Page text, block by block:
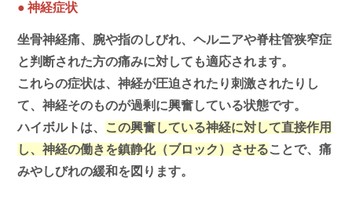
● 神経症状
坐骨神経痛、腕や指のしびれ、ヘルニアや脊柱管狭窄症
と判断された方の痛みに対しても適応されます。
これらの症状は、神経が圧迫されたり刺激されたりし
て、神経そのものが過剰に興奮している状態です。
ハイボルトは、 この興奮している神経に対して直接作用
し、神経の働きを鎮静化（ブロック）させることで、痛
みやしびれの緩和を図ります。